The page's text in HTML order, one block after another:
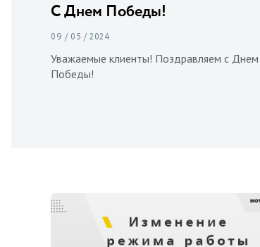
С Днем Победы!
09 / 05 / 2024
Уважаемые клиенты! Поздравляем с Днем
Победы!